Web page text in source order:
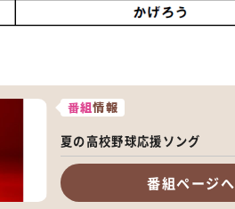
番組情報
夏の高校野球応援ソング
番組ページへ